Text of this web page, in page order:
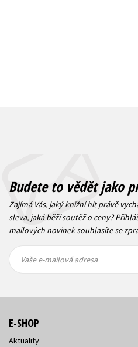
Budete to vědět jako
Zajímá Vás, jaký knižní hit právě
sleva, jaká běží soutěž o ceny?
mailových novineksouhlasíte se
mailová
mailová
Vaše e-mailová adresa
E-SHOP
Aktuality